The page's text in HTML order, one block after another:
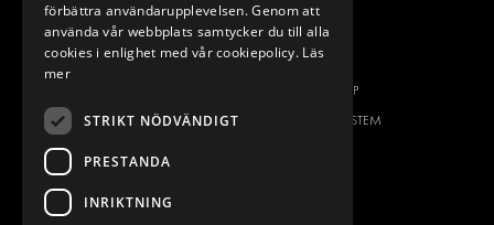
DESIGNKONSULTATION
BILMÄRKEN
DACIA
FIAT
FORD
HYUNDAI
OM OSS
ONE-STOP-SHOP
OM MODUL-SYSTEM
förbättra användarupplevelsen. Genom att
använda vår webbplats samtycker du till alla
cookies i enlighet med vår cookiepolicy. Läs
mer
STRIKT NÖDVÄNDIGT
PRESTANDA
INRIKTNING